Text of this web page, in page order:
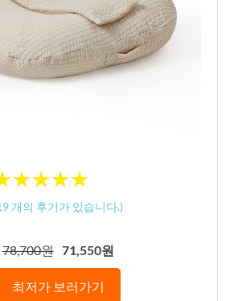
★★★★
★★★★
개의 후기가 있습니다.)
78,700원 71,550원
최저가 보러가기